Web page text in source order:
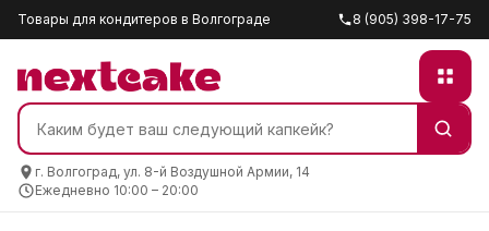
Товары для кондитеров в Волгограде 8 (905) 398-17-75
г. Волгоград, ул. 8-й Воздушной Армии, 14
Ежедневно 10:00 – 20:00